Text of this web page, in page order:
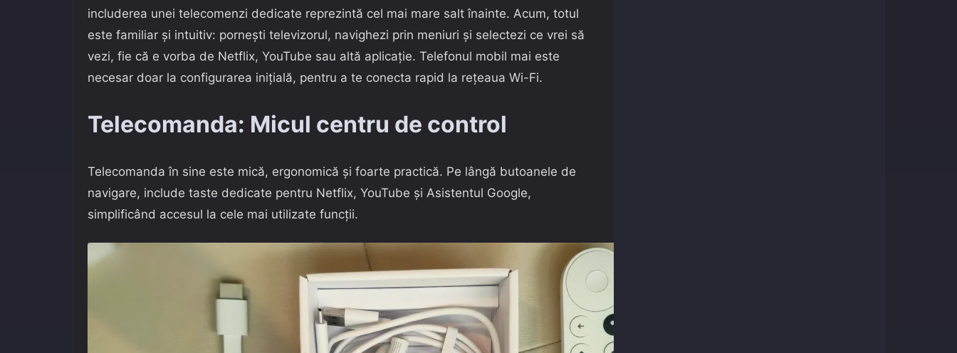
includerea unei telecomenzi dedicate reprezintă cel mai mare salt înainte. Acum, totul
este familiar și intuitiv: pornești televizorul, navighezi prin meniuri și selectezi ce vrei să
vezi, fie că e vorba de Netflix, YouTube sau altă aplicație. Telefonul mobil mai este
necesar doar la configurarea inițială, pentru a te conecta rapid la rețeaua Wi-Fi.
Telecomanda: Micul centru de control
Telecomanda în sine este mică, ergonomică și foarte practică. Pe lângă butoanele de
navigare, include taste dedicate pentru Netflix, YouTube și Asistentul Google,
simplificând accesul la cele mai utilizate funcții.